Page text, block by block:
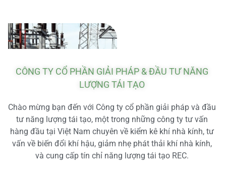
CÔNG TY CỔ PHẦN GIẢI PHÁP & ĐẦU TƯ NĂNG
LƯỢNG TÁI TẠO
Chào mừng bạn đến với Công ty cổ phần giải pháp và đầu
tư năng lượng tái tạo, một trong những công ty tư vấn
hàng đầu tại Việt Nam chuyên về kiểm kê khí nhà kính, tư
vấn về biến đổi khí hậu, giảm nhẹ phát thải khí nhà kính,
và cung cấp tín chỉ năng lượng tái tạo REC.